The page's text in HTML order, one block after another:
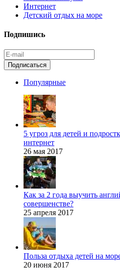
Интернет
Детский отдых на море
Подпишись
Популярные
5 угроз для детей и
интернет
26 мая 2017
Как за 2 года выучить
совершенстве?
25 апреля 2017
Польза отдыха детей на
20 июня 2017